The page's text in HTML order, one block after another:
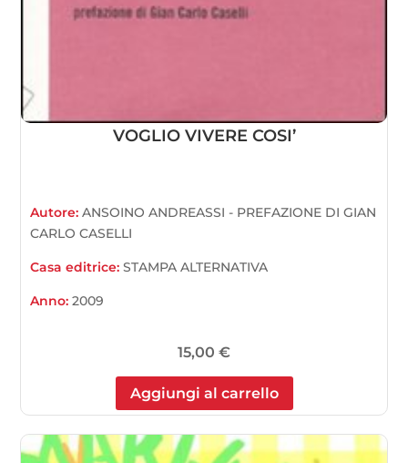
VOGLIO VIVERE COSI’
Autore:ANSOINO ANDREASSI - PREFAZIONE DI GIAN
CARLO CASELLI
Casa editrice:STAMPA ALTERNATIVA
Anno:2009
15,00 €
Aggiungi al carrello